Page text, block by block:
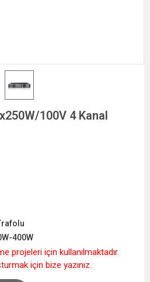
100V 4 Kanal
400W
projeleri için kullanılmaktadır.
için bize yazınız.